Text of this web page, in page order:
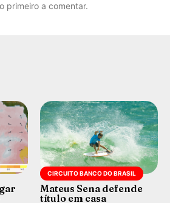
primeiro a comentar.
CIRCUITO BANCO DO BRASIL
Mateus Sena defende
título em casa